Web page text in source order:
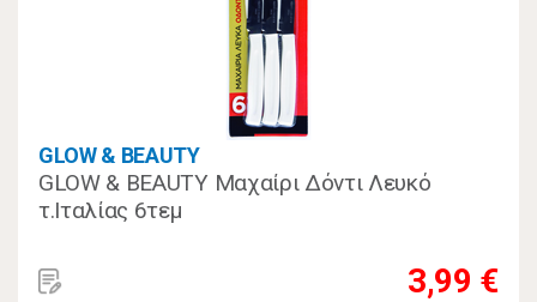
GLOW & BEAUTY
GLOW & BEAUTY Μαχαίρι Δόντι Λευκό
τ.Ιταλίας 6τεμ
3,99 €